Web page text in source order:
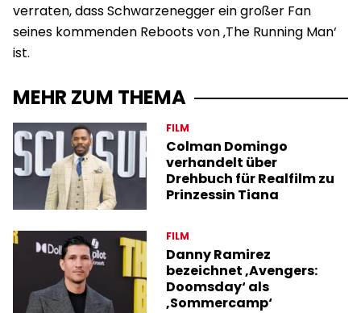
verraten, dass Schwarzenegger ein großer Fan
seines kommenden Reboots von ‚The Running Man‘
ist.
MEHR ZUM THEMA
FILM
Colman Domingo
verhandelt über
Drehbuch für Realfilm zu
Prinzessin Tiana
FILM
Danny Ramirez
bezeichnet ‚Avengers:
Doomsday‘ als
‚Sommercamp‘